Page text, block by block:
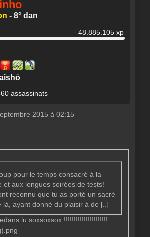
- 8° dan
48.885.105 xp
assassinats
2015 à 02:15
pour le temps consacré à la
et aux longues soirées de tests!
reconnu que tu as porté un sacré
là, ayant donné du plaisir à de [..]
lu soxsoxsox !!!!!!!!!!!!!!!!!!!!!!